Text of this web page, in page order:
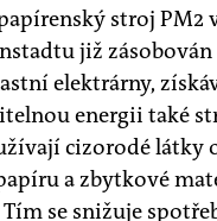
stroj PM2
již
elektrárny,
energii také
cizorodé látky
a zbytkové
se snižuje